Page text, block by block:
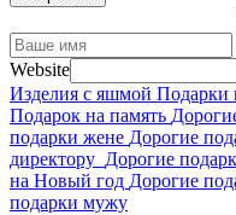
Website
Изделия с яшмой Подарки
Подарок на память
подарки жене Дорогие
директору Дорогие
на Новый год Дорогие
подарки мужу